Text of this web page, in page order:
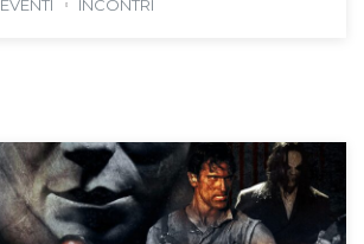
EVENTI INCONTRI